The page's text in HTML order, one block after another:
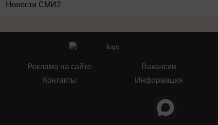
Новости СМИ2
Реклама на сайте
Контакты
Вакансии
Информация